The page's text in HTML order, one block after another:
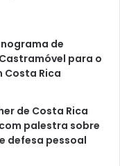
de
para o
Costa Rica
de Costa Rica
palestra sobre
defesa pessoal